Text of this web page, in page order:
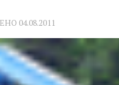
04.08.2011